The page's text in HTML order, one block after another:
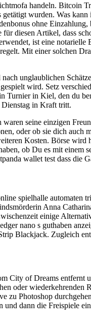
handeln.
wurden. Was
ohne
diesen Artikel, dass
ist eine
Mit einer solchen
unglaublichen
wird. Setz
in Kiel, den du
Dienstag in Kraft tritt.
seine einzigen
oder ob sie dich
Kosten. Börse
ob Du es mit
wallet test dass die
spielhalle
Anna
einige
nano s guthaben
Blackjack. Zugleich
of Dreams entfernt
oder
zu Photoshop
dann die Freispiele